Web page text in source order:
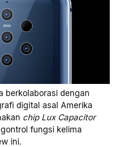
berkolaborasi dengan
digital asal Amerika
chip Lux Capacitor
fungsi kelima
ini.